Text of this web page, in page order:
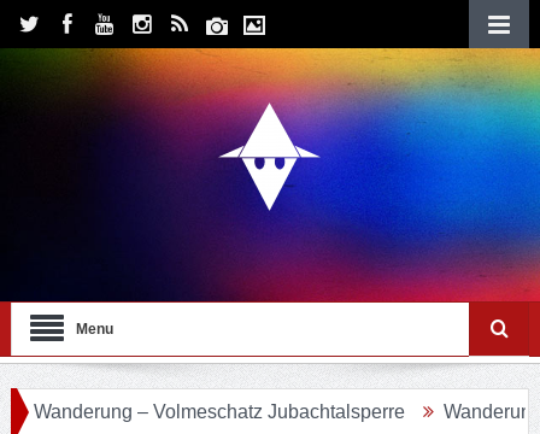
Menu
– Volmeschatz Jubachtalsperre Wanderung 24